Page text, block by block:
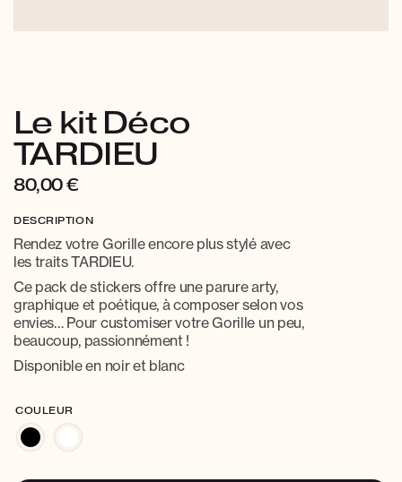
Le kit Déco
TARDIEU
80,00€
DESCRIPTION
Rendez votre Gorille encore plus stylé avec
les traits TARDIEU.
Ce pack de stickers offre une parure arty,
graphique et poétique, à composer selon vos
envies… Pour customiser votre Gorille un peu,
beaucoup, passionnément !
Disponible en noir et blanc
COULEUR